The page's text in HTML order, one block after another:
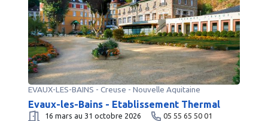
EVAUX-LES-BAINS - Creuse - Nouvelle Aquitaine
Evaux-les-Bains - Etablissement Thermal
16 mars au 31 octobre 2026 05 55 65 50 01